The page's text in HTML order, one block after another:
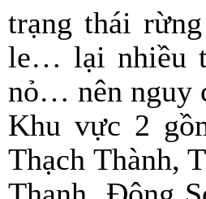
trạng thái
le… lại nhiều
nỏ… nên nguy
Khu vực 2
Thạch Thành,